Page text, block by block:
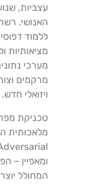
עצביות,
האנושי.
ללמוד
מציאותיות
מרקמים
ויזואלי חדש.
טכניקת
ומאפיין –
המחולל